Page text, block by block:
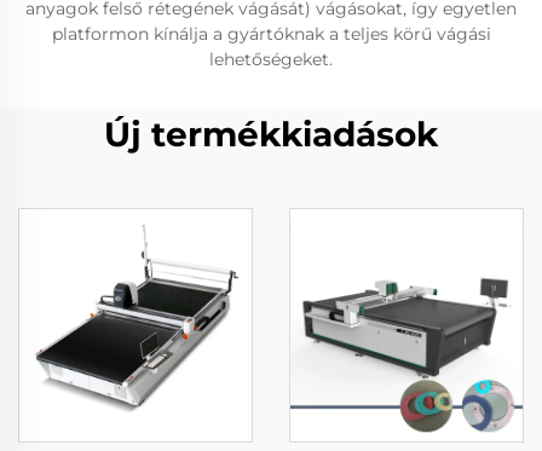
anyagok felső rétegének vágását) vágásokat, így egyetlen
platformon kínálja a gyártóknak a teljes körű vágási
lehetőségeket.
Új termékkiadások